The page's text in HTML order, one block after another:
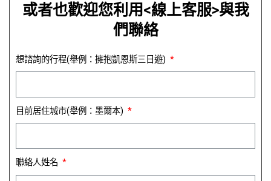
或者也歡迎您利用<線上客服>與我
們聯絡
想諮詢的行程(舉例：擁抱凱恩斯三日遊)
目前居住城市(舉例：墨爾本)
聯絡人姓名